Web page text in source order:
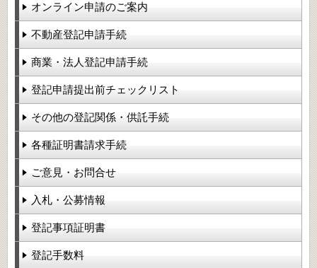
オンライン申請のご案内
不動産登記申請手続
商業・法人登記申請手続
登記申請提出前チェックリスト
その他の登記関係・供託手続
各種証明書請求手続
ご意見・お問合せ
入札・公募情報
登記事項証明書
登記手数料